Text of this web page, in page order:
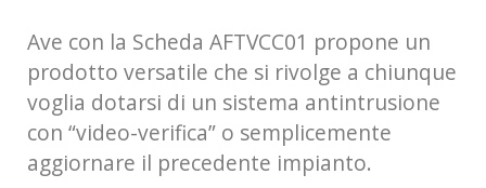
Ave con la Scheda AFTVCC01 propone un
prodotto versatile che si rivolge a chiunque
voglia dotarsi di un sistema antintrusione
con “video-verifica” o semplicemente
aggiornare il precedente impianto.